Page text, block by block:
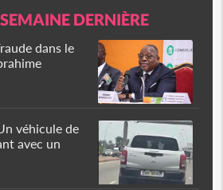
DERNIÈRE
dans le
véhicule de
avec un